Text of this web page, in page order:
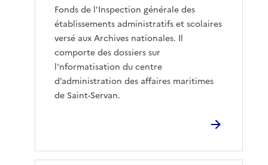
Fonds de l'Inspection générale des
établissements administratifs et scolaires
versé aux Archives nationales. Il
comporte des dossiers sur
l'nformatisation du centre
d’administration des affaires maritimes
de Saint-Servan.